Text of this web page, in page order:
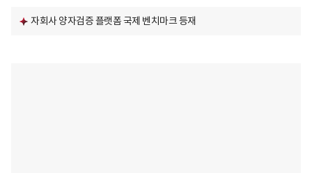
자회사 양자검증 플랫폼 국제 벤치마크 등재